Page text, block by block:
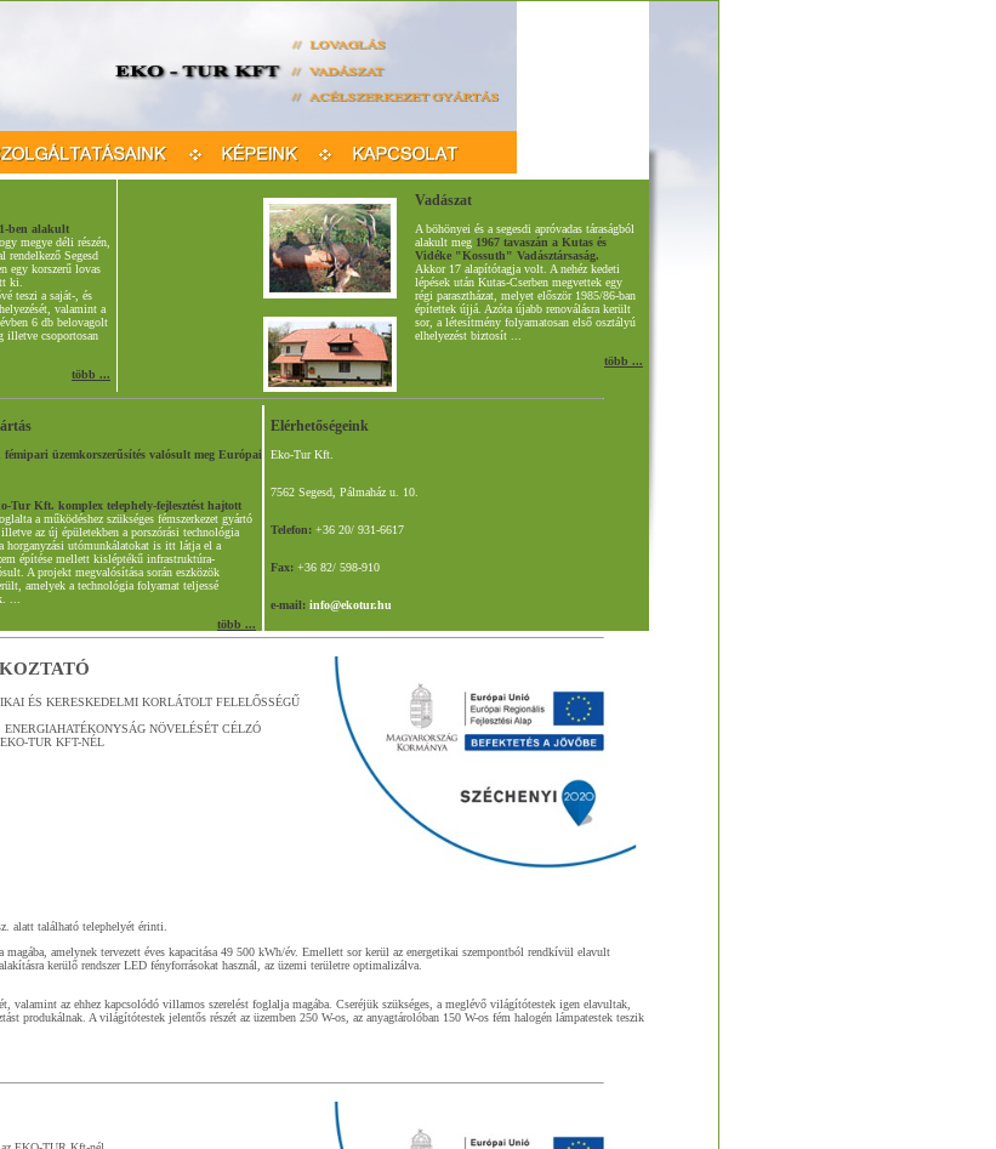
ben alakult
megye déli részén,
rendelkező Segesd
egy korszerű lovas
ki.
teszi a saját-, és
valamint a
6 db belovagolt
illetve csoportosan
több ...
Vadászat
A böhönyei és a segesdi apróvadas táraságból
alakult meg 1967 tavaszán a Kutas és
Vidéke "Kossuth" Vadásztársaság.
Akkor 17 alapítótagja volt. A nehéz kedeti
lépések után Kutas-Cserben megvettek egy
régi parasztházat, melyet először 1985/86-ban
építettek újjá. Azóta újabb renoválásra került
sor, a létesítmény folyamatosan első osztályú
elhelyezést biztosít ...
több ...
fémipari üzemkorszerűsítés valósult meg Európai
Tur Kft. komplex telephely-fejlesztést hajtott
a működéshez szükséges fémszerkezet gyártó
az új épületekben a porszórási technológia
horganyzási utómunkálatokat is itt látja el a
építése mellett kisléptékű infrastruktúra-
A projekt megvalósítása során eszközök
amelyek a technológia folyamat teljessé
...
több ...
Elérhetőségeink
Eko-Tur Kft.
7562 Segesd, Pálmaház u. 10.
Telefon: +36 20/ 931-6617
Fax: +36 82/ 598-910
e-mail: info@ekotur.hu
ÉS KERESKEDELMI KORLÁTOLT FELELŐSSÉGŰ
NÖVELÉSÉT CÉLZÓ
TUR KFT-NÉL
alatt található telephelyét érinti.
magába, amelynek tervezett éves kapacitása 49 500 kWh/év. Emellett sor kerül az energetikai szempontból rendkívül elavult
kerülő rendszer LED fényforrásokat használ, az üzemi területre optimalizálva.
valamint az ehhez kapcsolódó villamos szerelést foglalja magába. Cseréjük szükséges, a meglévő világítótestek igen elavultak,
produkálnak. A világítótestek jelentős részét az üzemben 250 W-os, az anyagtárolóban 150 W-os fém halogén lámpatestek teszik